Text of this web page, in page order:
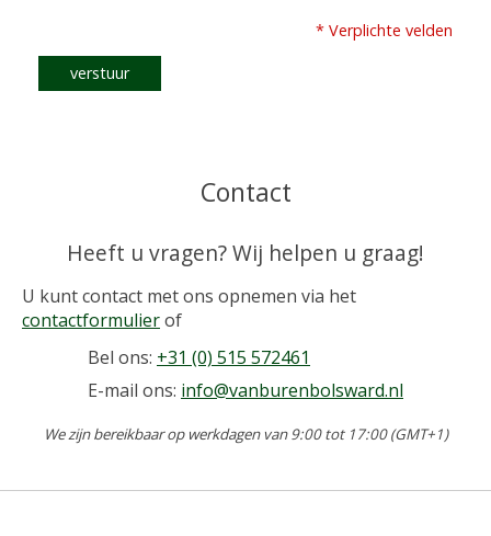
* Verplichte velden
verstuur
Contact
Heeft u vragen? Wij helpen u graag!
U kunt contact met ons opnemen via het
contactformulierof
Bel ons: +31 (0) 515 572461
E-mail ons: info@vanburenbolsward.nl
We zijn bereikbaar op werkdagen van 9:00 tot 17:00 (GMT+1)